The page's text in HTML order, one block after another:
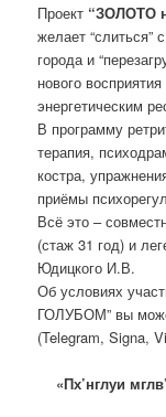
Проект “ЗОЛОТО
желает “слиться”
города и
нового
энергетическим
В программу
терапия,
костра,
приёмы
Всё это –
(стаж 31 год) и
Юдицкого И.В.
Об условиях
ГОЛУБОМ” вы
(Telegram, Signa,
«Пх’нглуи